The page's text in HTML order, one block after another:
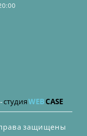
студияWEB CASE
защищены